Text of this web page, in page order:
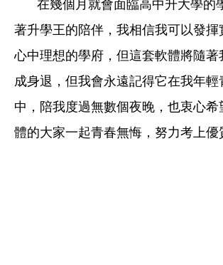
在幾個月就會面臨高中升大學的
著升學王的陪伴，我相信我可以發揮
心中理想的學府，但這套軟體將隨著
成身退，但我會永遠記得它在我年輕
中，陪我度過無數個夜晚，也衷心希
體的大家一起青春無悔，努力考上優